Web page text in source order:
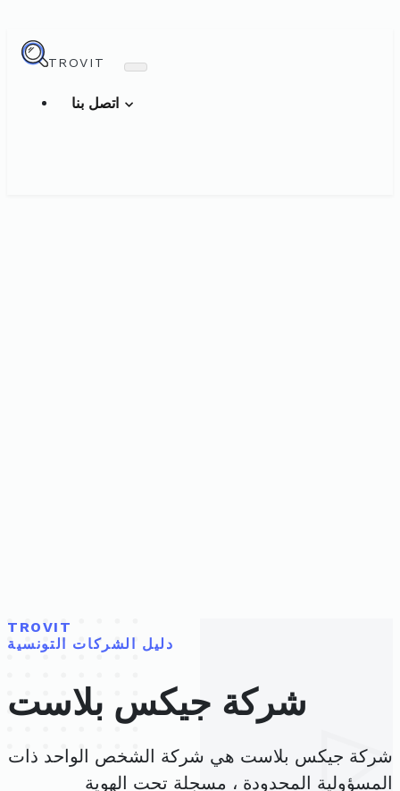
TROVIT
TROVIT
دليل الشركات التونسية
شركة جيكس بلاست
شركة جيكس بلاست هي شركة الشخص الواحد ذات
المسؤولية المحدودة ، مسجلة تحت الهوية